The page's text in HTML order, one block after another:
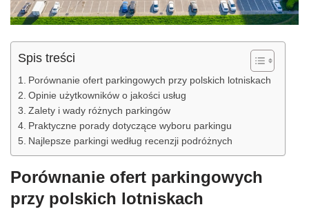
Spis treści
Porównanie ofert parkingowych przy polskich lotniskach
Opinie użytkowników o jakości usług
Zalety i wady różnych parkingów
Praktyczne porady dotyczące wyboru parkingu
Najlepsze parkingi według recenzji podróżnych
Porównanie ofert parkingowych
przy polskich lotniskach